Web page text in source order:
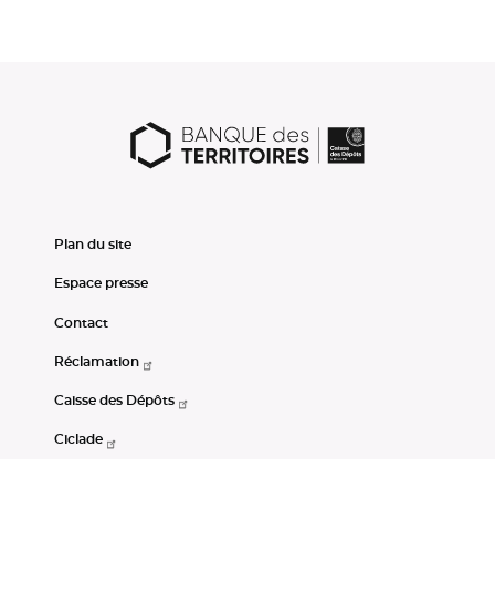
Plan du site
Espace presse
Contact
Réclamation
Caisse des Dépôts
Ciclade